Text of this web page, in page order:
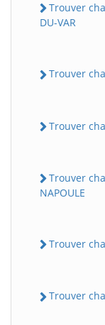
Trouver
DU-VAR
Trouver
Trouver
Trouver
NAPOULE
Trouver
Trouver